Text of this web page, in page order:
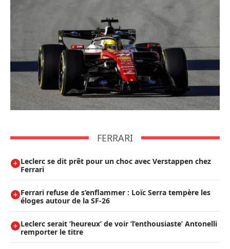
FERRARI
Leclerc se dit prêt pour un choc avec Verstappen chez
Ferrari
Ferrari refuse de s’enflammer : Loïc Serra tempère les
éloges autour de la SF-26
Leclerc serait ’heureux’ de voir ’l’enthousiaste’ Antonelli
remporter le titre